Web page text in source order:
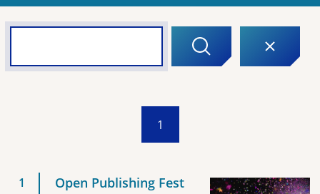
1
Open Publishing Fest